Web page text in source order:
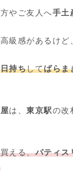
やご友人へ手土
級感があるけ
日持ちしてばらま
は、東京駅の改
買える、パティス